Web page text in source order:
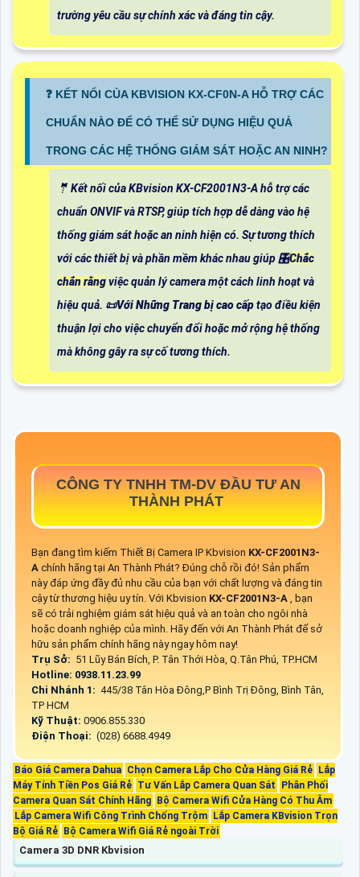
trường yêu cầu sự chính xác và đáng tin cậy.
❓ KẾT NỐI CỦA KBVISION KX-CF0N-A HỖ TRỢ CÁC
CHUẨN NÀO ĐỂ CÓ THỂ SỬ DỤNG HIỆU QUẢ
TRONG CÁC HỆ THỐNG GIÁM SÁT HOẶC AN NINH?
🤵 Kết nối của KBvision KX-CF2001N3-A hỗ trợ các
chuẩn ONVIF và RTSP, giúp tích hợp dễ dàng vào hệ
thống giám sát hoặc an ninh hiện có. Sự tương thích
với các thiết bị và phần mềm khác nhau giúp 🎛Chắc
chắn rằngviệc quản lý camera một cách linh hoạt và
hiệu quả. 📜Với Những Trang bị cao cấptạo điều kiện
thuận lợi cho việc chuyển đổi hoặc mở rộng hệ thống
mà không gây ra sự cố tương thích.
CÔNG TY TNHH TM-DV ĐẦU TƯ AN
THÀNH PHÁT
Bạn đang tìm kiếm Thiết Bị Camera IP Kbvision KX-CF2001N3-
A chính hãng tại An Thành Phát? Đúng chỗ rồi đó! Sản phẩm
này đáp ứng đầy đủ nhu cầu của bạn với chất lượng và đáng tin
cậy từ thương hiệu uy tín. Với Kbvision KX-CF2001N3-A , bạn
sẽ có trải nghiệm giám sát hiệu quả và an toàn cho ngôi nhà
hoặc doanh nghiệp của mình. Hãy đến với An Thành Phát để sở
hữu sản phẩm chính hãng này ngay hôm nay!
Trụ Sở: 51 Lũy Bán Bích, P. Tân Thới Hòa, Q.Tân Phú, TP.HCM
Hotline: 0938.11.23.99
Chi Nhánh 1: 445/38 Tân Hòa Đông,P Bình Trị Đông, Bình Tân,
TP HCM
Kỹ Thuật: 0906.855.330
Điện Thoại: (028) 6688.4949
Báo Giá Camera Dahua Chọn Camera Lắp Cho Cửa Hàng Giá Rẻ
Lắp
Máy Tính Tiền Pos Giá Rẻ Tư Vấn Lắp Camera Quan Sát
Phân Phối
Camera Quan Sát Chính Hãng
Bộ Camera Wifi Cửa Hàng Có Thu Âm
Lắp Camera Wifi Công Trình Chống Trộm
Lắp Camera KBvision Trọn
Bộ Giá Rẻ
Bộ Camera Wifi Giá Rẻ ngoài Trời
Camera 3D DNR Kbvision